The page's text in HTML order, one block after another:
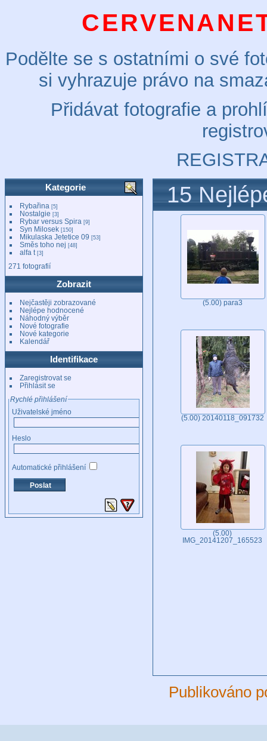
Podělte se s ostatními o své
si vyhrazuje právo na
Přidávat fotografie a
Kategorie
Rybařina [5]
Nostalgie [3]
Rybar versus Spira [9]
Syn Milosek [150]
Mikulaska Jetetice 09 [53]
Směs toho nej [48]
alfa t [3]
271 fotografií
Zobrazit
Nejčastěji zobrazované
Nejlépe hodnocené
Náhodný výběr
Nové fotografie
Nové kategorie
Kalendář
Identifikace
Zaregistrovat se
Přihlásit se
Rychlé přihlášení
Uživatelské jméno
Heslo
Automatické přihlášení
15
(5.00) para3
(5.00) 20140118_091732
(5.00)
IMG_20141207_165523
Publikováno